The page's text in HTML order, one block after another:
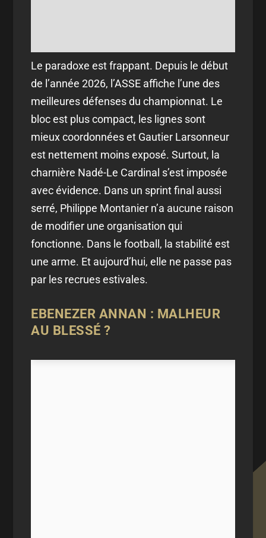
Le paradoxe est frappant. Depuis le début
de l’année 2026, l’ASSE affiche l’une des
meilleures défenses du championnat. Le
bloc est plus compact, les lignes sont
mieux coordonnées et Gautier Larsonneur
est nettement moins exposé. Surtout, la
charnière Nadé-Le Cardinal s’est imposée
avec évidence. Dans un sprint final aussi
serré, Philippe Montanier n’a aucune raison
de modifier une organisation qui
fonctionne. Dans le football, la stabilité est
une arme. Et aujourd’hui, elle ne passe pas
par les recrues estivales.
EBENEZER ANNAN : MALHEUR
AU BLESSÉ ?